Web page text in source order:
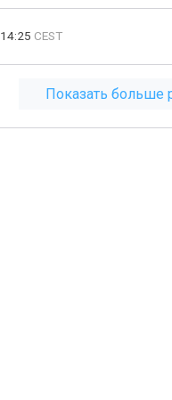
14:25 CEST
Показать больше